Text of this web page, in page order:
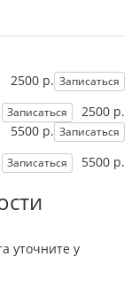
Записаться
2500 р.
2500 р.
Записаться
Записаться
5500 р.
5500 р.
Записаться
уточните у